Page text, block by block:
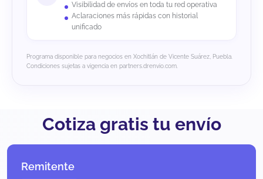
Visibilidad de envíos en toda tu red operativa
Aclaraciones más rápidas con historial
unificado
Programa disponible para negocios en Xochitlán de Vicente Suárez, Puebla.
Condiciones sujetas a vigencia en partners.drenvio.com.
Cotiza gratis tu envío
Remitente